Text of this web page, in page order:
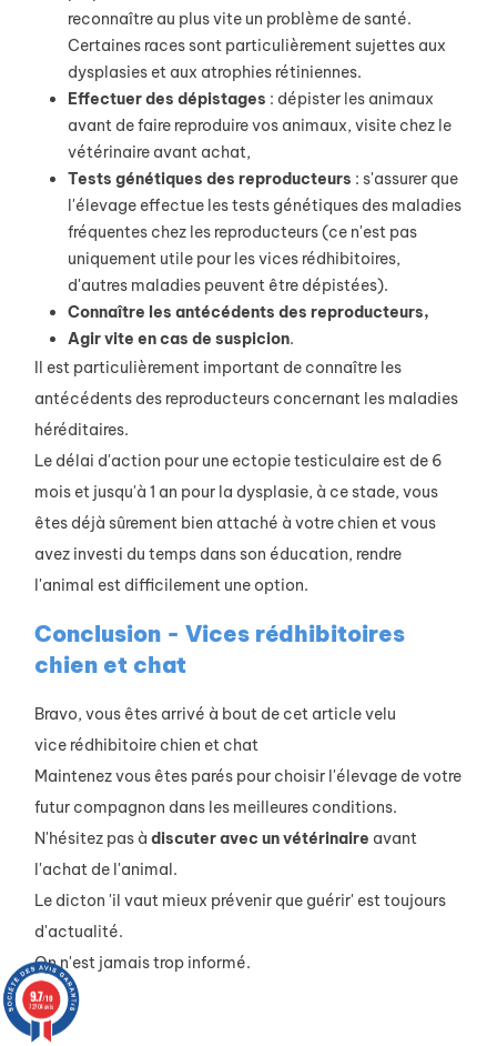
reconnaître au plus vite un problème de santé.
Certaines races sont particulièrement sujettes aux
dysplasies et aux atrophies rétiniennes.
Effectuer des dépistages : dépister les animaux
avant de faire reproduire vos animaux, visite chez le
vétérinaire avant achat,
Tests génétiques des reproducteurs : s'assurer que
l'élevage effectue les tests génétiques des maladies
fréquentes chez les reproducteurs (ce n'est pas
uniquement utile pour les vices rédhibitoires,
d'autres maladies peuvent être dépistées).
Connaître les antécédents des reproducteurs,
Agir vite en cas de suspicion.
Il est particulièrement important de connaître les
antécédents des reproducteurs concernant les maladies
héréditaires.
Le délai d'action pour une ectopie testiculaire est de 6
mois et jusqu'à 1 an pour la dysplasie, à ce stade, vous
êtes déjà sûrement bien attaché à votre chien et vous
avez investi du temps dans son éducation, rendre
l'animal est difficilement une option.
Conclusion - Vices rédhibitoires
chien et chat
Bravo, vous êtes arrivé à bout de cet article velu
vice rédhibitoire chien et chat
Maintenez vous êtes parés pour choisir l'élevage de votre
futur compagnon dans les meilleures conditions.
N'hésitez pas à discuter avec un vétérinaire avant
l'achat de l'animal.
Le dicton 'il vaut mieux prévenir que guérir' est toujours
d'actualité.
On n'est jamais trop informé.
9.7/10
72704 avis